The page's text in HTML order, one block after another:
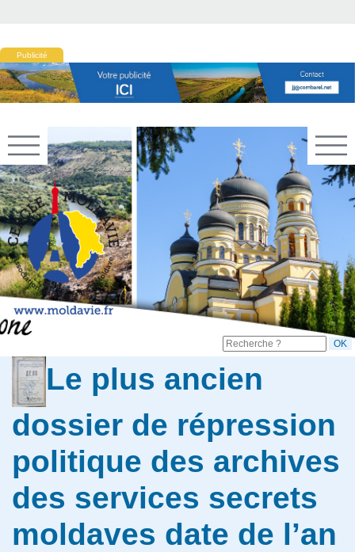
Publicité
Le plus ancien
dossier de répression
politique des archives
des services secrets
moldaves date de l’an